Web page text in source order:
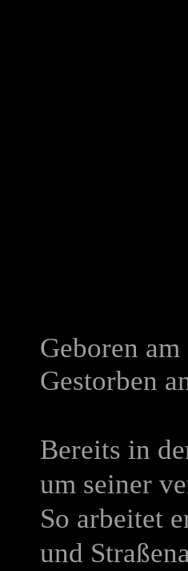
Geboren
Gestorben
Bereits in
um seiner
So arbeitet
und